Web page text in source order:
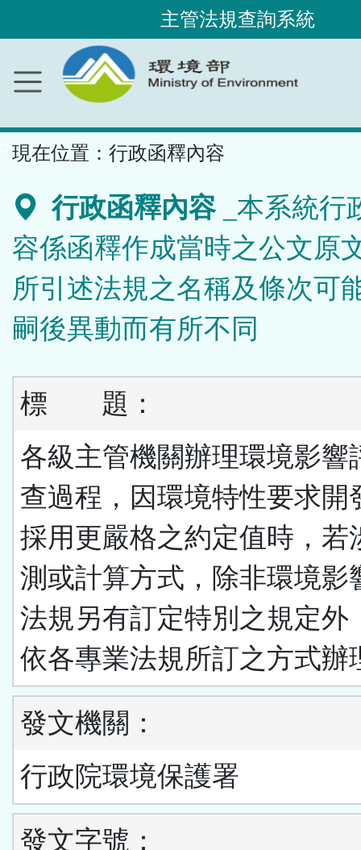
內
容
主管法規查詢系統
現在位置： 行政函釋內容
行政函釋內容
_本系統
容係函釋作成當時之公文原
所引述法規之名稱及條次可
嗣後異動而有所不同
標 題：
各級主管機關辦理環境影響
查過程，因環境特性要求開
採用更嚴格之約定值時，若
測或計算方式，除非環境影
法規另有訂定特別之規定外
依各專業法規所訂之方式辦
發文機關：
行政院環境保護署
發文字號：